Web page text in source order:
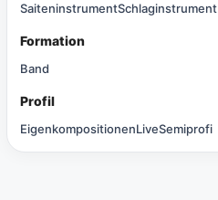
SaiteninstrumentSchlaginstrument
Formation
Band
Profil
EigenkompositionenLiveSemiprofi